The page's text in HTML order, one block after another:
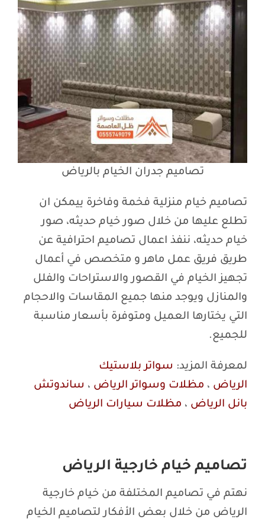
تصاميم جدران الخيام بالرياض
تصاميم خيام منزلية فخمة وفاخرة ييمكن ان
تطلع عليها من خلال صور خيام حديثه، صور
خيام حديثه، ننفذ اعمال تصاميم احترافية عن
طريق فريق عمل ماهر و متخصص في أعمال
تجهيز الخيام في القصور والاستراحات والفلل
والمنازل ويوجد منها جميع المقاسات والاحجام
التي يختارها العميل ومتوفرة بأسعار مناسبة
للجميع.
لمعرفة المزيد: سواتر بلاستيك
الرياض ، مظلات وسواتر الرياض ، ساندوتش
بانل الرياض ، مظلات سيارات الرياض
تصاميم خيام خارجية الرياض
نهتم في تصاميم المختلفة من خيام خارجية
الرياض من خلال بعض الأفكار لتصاميم الخيام